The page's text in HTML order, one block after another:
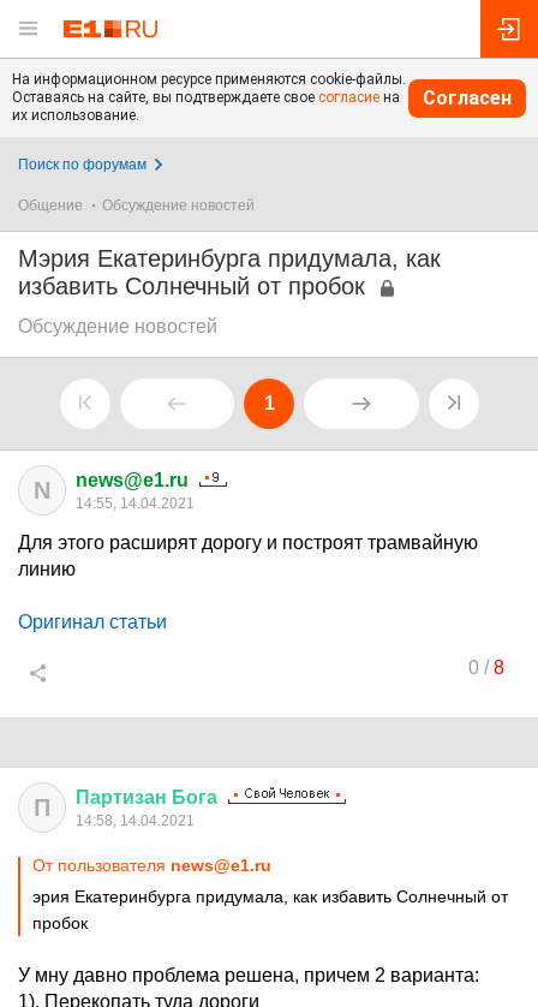
На информационном ресурсе применяются cookie-файлы.
Оставаясь на сайте, вы подтверждаете свое согласие на
их использование.
Согласен
Поиск по форумам
Общение Обсуждение новостей
Мэрия Екатеринбурга придумала, как
избавить Солнечный от пробок
Обсуждение новостей
1
N news@e1.ru
14:55, 14.04.2021
Для этого расширят дорогу и построят трамвайную
линию
Оригинал статьи
0/8
П Партизан Бога
14:58, 14.04.2021
От пользователя news@e1.ru
эрия Екатеринбурга придумала, как избавить Солнечный от
пробок
У мну давно проблема решена, причем 2 варианта:
1). Перекопать туда дороги